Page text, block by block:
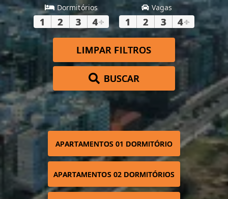
Dormitórios
1 2 3 4+
Vagas
1 2 3 4+
LIMPAR FILTROS
BUSCAR
APARTAMENTOS 01 DORMITÓRIO
APARTAMENTOS 02 DORMITÓRIOS